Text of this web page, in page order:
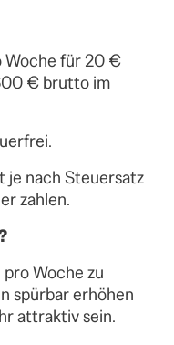
Woche für 20 €
€ brutto im
je nach Steuersatz
zahlen.
Woche zu
spürbar erhöhen
attraktiv sein.